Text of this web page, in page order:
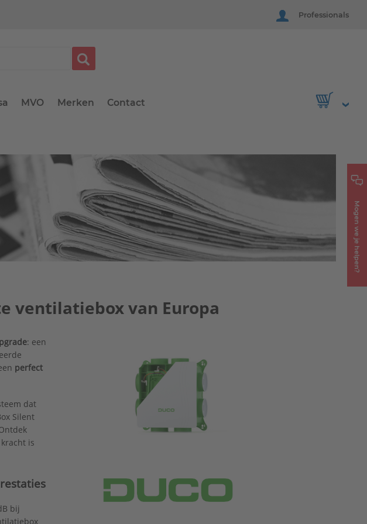
Professionals
MVO Merken Contact
Mogen we je helpen?
ventilatiebox van Europa
: een
perfect
dat
Silent
is
bij